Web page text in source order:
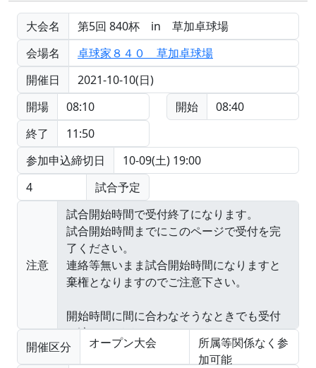
大会名
第5回 840杯 in 草加卓球場
会場名
卓球家８４０ 草加卓球場
開催日
2021-10-10(日)
開場
08:10 開始
08:40
終了
11:50
参加申込締切日
10-09(土) 19:00
4
試合予定
注意
開催区分 オープン大会
所属等関係なく参
加可能